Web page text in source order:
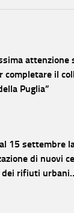
attenzione
completare il
Puglia”
15 settembre
di nuovi
dei rifiuti urbani